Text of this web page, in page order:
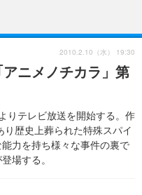
グッズ
ビジネス
アーティスト
実写
座談会
ABEMA Cafe
ニメノチカラ」第
りテレビ放送を開始する。作
歴史上葬られた特殊スパイ
力を持ち様々な事件の裏で
場する。
2010.2.10（水） 19:30